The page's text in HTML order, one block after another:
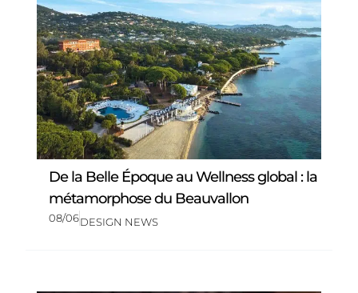
De la Belle Époque au Wellness global : la
métamorphose du Beauvallon
08/06DESIGN NEWS